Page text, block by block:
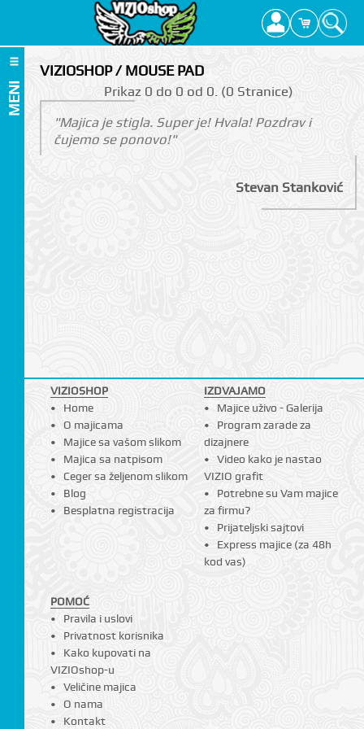
MENI
VIZIOSHOP / MOUSE PAD
Prikаz 0 do 0 оd 0. (0 Strаnicе)
"Majica je stigla. Super je! Hvala! Pozdrav i
čujemo se ponovo!"
Stevan Stanković
VIZIOSHOP
Home
O majicama
Majice sa vašom slikom
Majica sa natpisom
Ceger sa željenom slikom
Blog
Besplatna registracija
IZDVAJAMO
Majice uživo - Galerija
Program zarade za
dizajnere
Video kako je nastao
VIZIO grafit
Potrebne su Vam majice
za firmu?
Prijateljski sajtovi
Express majice (za 48h
kod vas)
POMOĆ
Pravila i uslovi
Privatnost korisnika
Kako kupovati na
VIZIOshop-u
Veličine majica
O nama
Kontakt